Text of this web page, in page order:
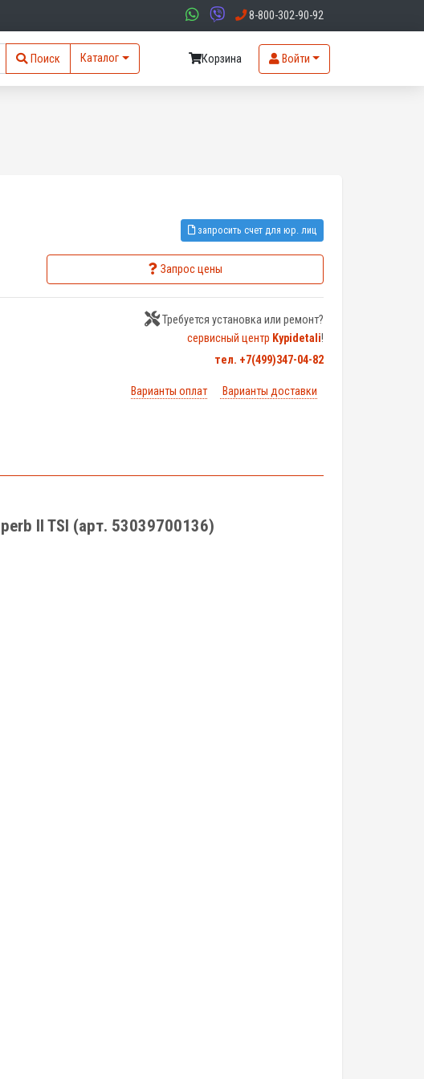
8-800-302-90-92
Поиск Каталог Корзина Войти
запросить счет для юр. лиц
Запрос цены
Требуется установка или ремонт?
сервисный центр Kypidetali!
тел. +7(499)347-04-82
Варианты оплат Варианты доставки
II TSI (арт. 53039700136)